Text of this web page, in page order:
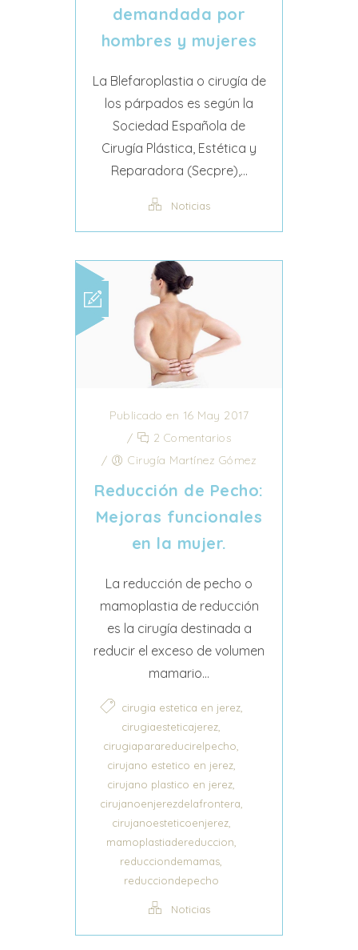
demandada por
hombres y mujeres
La Blefaroplastia o cirugía de
los párpados es según la
Sociedad Española de
Cirugía Plástica, Estética y
Reparadora (Secpre),...
Noticias
Publicado en 16 May 2017
/
2 Comentarios
/
Cirugía Martínez Gómez
Reducción de Pecho:
Mejoras funcionales
en la mujer.
La reducción de pecho o
mamoplastia de reducción
es la cirugía destinada a
reducir el exceso de volumen
mamario...
cirugia estetica en jerez,
cirugiaesteticajerez,
cirugiaparareducirelpecho,
cirujano estetico en jerez,
cirujano plastico en jerez,
cirujanoenjerezdelafrontera,
cirujanoesteticoenjerez,
mamoplastiadereduccion,
reducciondemamas,
reducciondepecho
Noticias